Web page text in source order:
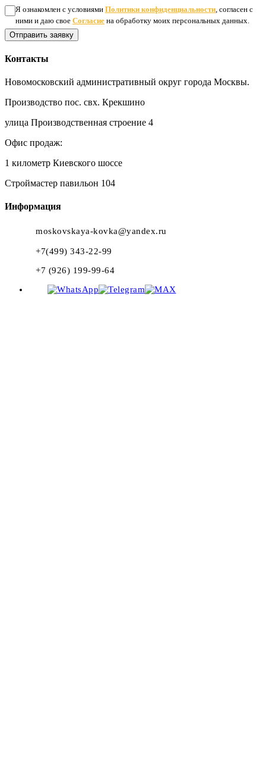
Я ознакомлен с условиями Политики конфиденциальности , согласен с
ними и даю свое Согласие на обработку моих персональных данных.
Отправить заявку
Контакты
Новомосковский административный округ города Москвы.
Производство пос. свх. Крекшино
улица Производственная строение 4
Офис продаж:
1 километр Киевского шоссе
Строймастер павильон 104
Информация
moskovskaya-kovka@yandex.ru
+7(499) 343-22-99
+7 (926) 199-99-64